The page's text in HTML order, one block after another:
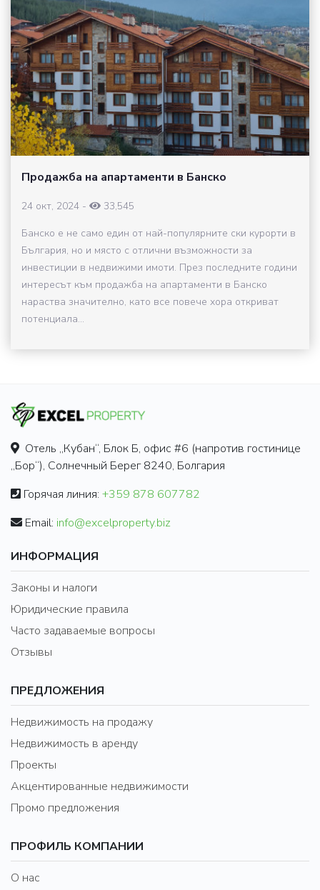
Продажба на апартаменти в Банско
24 окт, 2024 -
33,545
Банско е не само един от най-популярните ски курорти в
България, но и място с отлични възможности за
инвестиции в недвижими имоти. През последните години
интересът към продажба на апартаменти в Банско
нараства значително, като все повече хора откриват
потенциала...
Отель „Кубан“, Блок Б, офис #6 (напротив гостинице
„Бор“), Солнечный Берег 8240, Болгария
Горячая линия: +359 878 607782
Email: info@excelproperty.biz
ИНФОРМАЦИЯ
Законы и налоги
Юридические правила
Часто задаваемые вопросы
Отзывы
ПРЕДЛОЖЕНИЯ
Недвижимость на продажу
Недвижимость в аренду
Проекты
Акцентированные недвижимости
Промо предложения
ПРОФИЛЬ КОМПАНИИ
О нас